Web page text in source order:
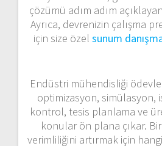
çözümü adım adım
Ayrıca, devrenizin çalışma
için size özel sunum
Endüstri mühendisliği
optimizasyon, simülasyon,
kontrol, tesis planlama ve
konular ön plana çıkar.
verimliliğini artırmak için